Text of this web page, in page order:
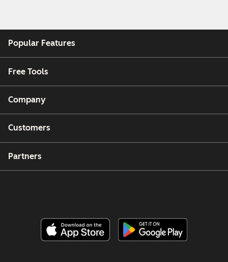
Popular Features
Free Tools
Company
Customers
Partners